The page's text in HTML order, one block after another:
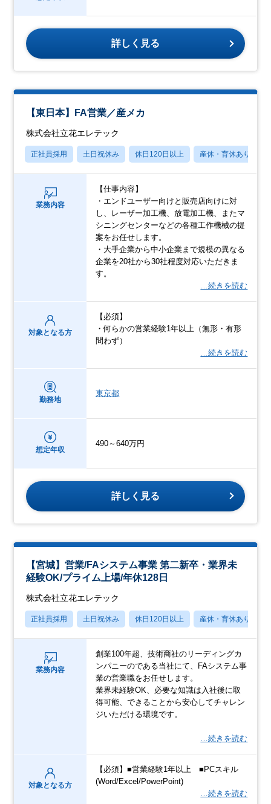
詳しく見る
【東日本】FA営業／産メカ
株式会社立花エレテック
正社員採用 土日祝休み 休日120日以上 産休・育休あり
業務内容
【仕事内容】
・エンドユーザー向けと販売店向けに対
し、レーザー加工機、放電加工機、またマ
シニングセンターなどの各種工作機械の提
案をお任せします。
・大手企業から中小企業まで規模の異なる
企業を20社から30社程度対応いただきま
す。
…続きを読む
対象となる方
【必須】
・何らかの営業経験1年以上（無形・有形
問わず）
…続きを読む
勤務地
東京都
想定年収
490～640万円
詳しく見る
【宮城】営業/FAシステム事業 第⼆新卒・業界未
経験OK/プライム上場/年休128⽇
株式会社立花エレテック
正社員採用 土日祝休み 休日120日以上 産休・育休あり
業務内容
創業100年超、技術商社のリーディングカ
ンパニーのである当社にて、FAシステム事
業の営業職をお任せします。
業界未経験OK、必要な知識は⼊社後に取
得可能、できることから安⼼してチャレン
ジいただける環境です。
…続きを読む
対象となる方
【必須】■営業経験1年以上 ■PCスキル
(Word/Excel/PowerPoint)
…続きを読む